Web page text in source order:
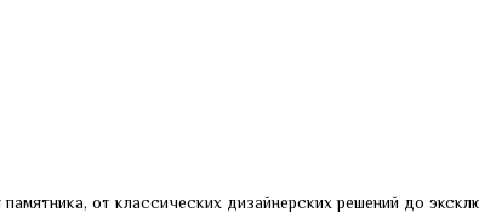
от классических дизайнерских решений до